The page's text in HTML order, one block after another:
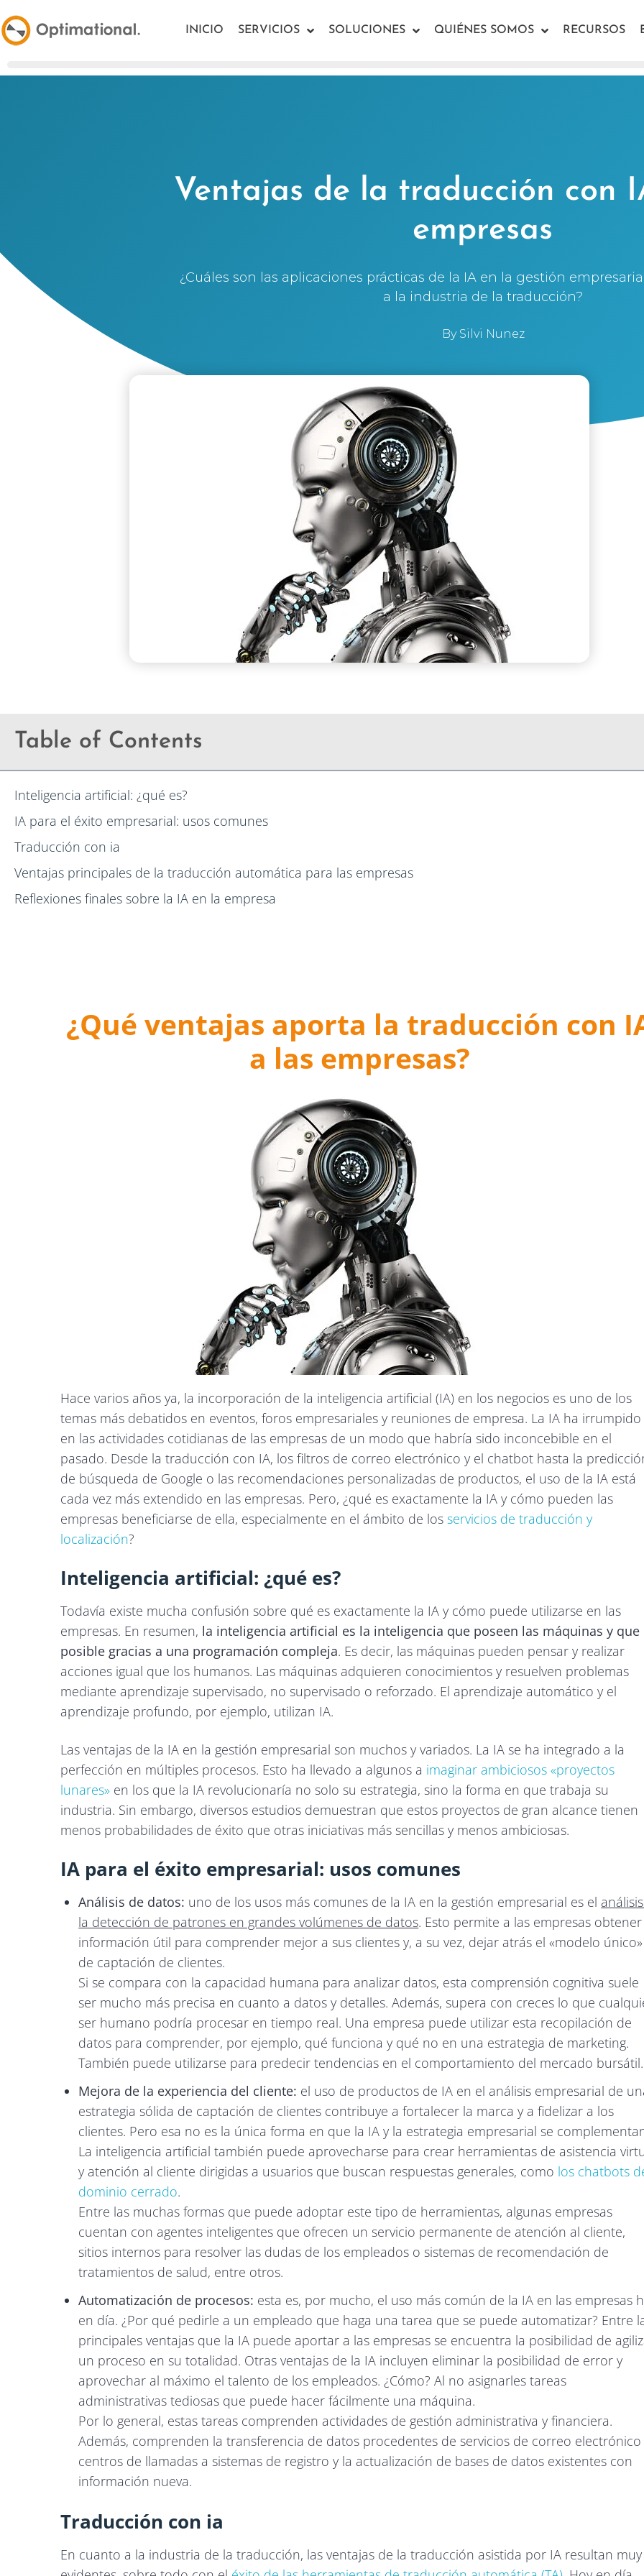
INICIO SERVICIOS SOLUCIONES QUIÉNES SOMOS RECURSOS
Ventajas de la traducción con
empresas
¿Cuáles son las aplicaciones prácticas de la IA en la gestión
a la industria de la traducción?
BySilvi Nunez
Table of Contents
Inteligencia artificial: ¿qué es?
IA para el éxito empresarial: usos comunes
Traducción con ia
Ventajas principales de la traducción automática para las empresas
Reflexiones finales sobre la IA en la empresa
¿Qué ventajas aporta la traducción con
a las empresas?
Hace varios años ya, la incorporación de la inteligencia artificial (IA) en los negocios es uno de los
temas más debatidos en eventos, foros empresariales y reuniones de empresa. La IA ha irrumpido
en las actividades cotidianas de las empresas de un modo que habría sido inconcebible en el
pasado. Desde la traducción con IA, los filtros de correo electrónico y el chatbot hasta la
de búsqueda de Google o las recomendaciones personalizadas de productos, el uso de la IA está
cada vez más extendido en las empresas. Pero, ¿qué es exactamente la IA y cómo pueden las
empresas beneficiarse de ella, especialmente en el ámbito de los servicios de traducción y
localización?
Inteligencia artificial: ¿qué es?
Todavía existe mucha confusión sobre qué es exactamente la IA y cómo puede utilizarse en las
empresas. En resumen, la inteligencia artificial es la inteligencia que poseen las máquinas y que
posible gracias a una programación compleja. Es decir, las máquinas pueden pensar y realizar
acciones igual que los humanos. Las máquinas adquieren conocimientos y resuelven problemas
mediante aprendizaje supervisado, no supervisado o reforzado. El aprendizaje automático y el
aprendizaje profundo, por ejemplo, utilizan IA.
Las ventajas de la IA en la gestión empresarial son muchos y variados. La IA se ha integrado a la
perfección en múltiples procesos. Esto ha llevado a algunos a imaginar ambiciosos «proyectos
lunares» en los que la IA revolucionaría no solo su estrategia, sino la forma en que trabaja su
industria. Sin embargo, diversos estudios demuestran que estos proyectos de gran alcance tienen
menos probabilidades de éxito que otras iniciativas más sencillas y menos ambiciosas.
IA para el éxito empresarial: usos comunes
Análisis de datos: uno de los usos más comunes de la IA en la gestión empresarial es el
la detección de patrones en grandes volúmenes de datos. Esto permite a las empresas obtener
información útil para comprender mejor a sus clientes y, a su vez, dejar atrás el «modelo único»
de captación de clientes.
Si se compara con la capacidad humana para analizar datos, esta comprensión cognitiva suele
ser mucho más precisa en cuanto a datos y detalles. Además, supera con creces lo que
ser humano podría procesar en tiempo real. Una empresa puede utilizar esta recopilación de
datos para comprender, por ejemplo, qué funciona y qué no en una estrategia de marketing.
También puede utilizarse para predecir tendencias en el comportamiento del mercado bursátil.
Mejora de la experiencia del cliente: el uso de productos de IA en el análisis empresarial de
estrategia sólida de captación de clientes contribuye a fortalecer la marca y a fidelizar a los
clientes. Pero esa no es la única forma en que la IA y la estrategia empresarial se
La inteligencia artificial también puede aprovecharse para crear herramientas de asistencia
y atención al cliente dirigidas a usuarios que buscan respuestas generales, como los chatbots
dominio cerrado.
Entre las muchas formas que puede adoptar este tipo de herramientas, algunas empresas
cuentan con agentes inteligentes que ofrecen un servicio permanente de atención al cliente,
sitios internos para resolver las dudas de los empleados o sistemas de recomendación de
tratamientos de salud, entre otros.
Automatización de procesos: esta es, por mucho, el uso más común de la IA en las empresas
en día. ¿Por qué pedirle a un empleado que haga una tarea que se puede automatizar? Entre
principales ventajas que la IA puede aportar a las empresas se encuentra la posibilidad de
un proceso en su totalidad. Otras ventajas de la IA incluyen eliminar la posibilidad de error y
aprovechar al máximo el talento de los empleados. ¿Cómo? Al no asignarles tareas
administrativas tediosas que puede hacer fácilmente una máquina.
Por lo general, estas tareas comprenden actividades de gestión administrativa y financiera.
Además, comprenden la transferencia de datos procedentes de servicios de correo electrónico
centros de llamadas a sistemas de registro y la actualización de bases de datos existentes con
información nueva.
Traducción con ia
En cuanto a la industria de la traducción, las ventajas de la traducción asistida por IA resultan muy